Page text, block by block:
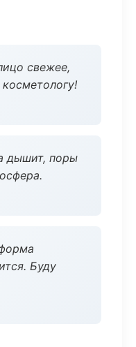
свежее,
дышит, поры
Буду